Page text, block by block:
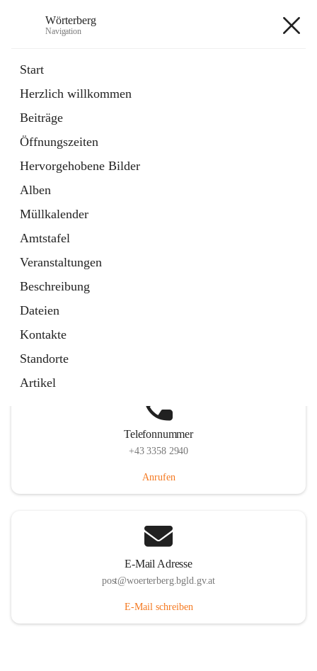
Wörterberg
Navigation
Start
Herzlich willkommen
Beiträge
Öffnungszeiten
Hervorgehobene Bilder
Alben
Müllkalender
Amtstafel
Veranstaltungen
Beschreibung
Dateien
Kontakte
Standorte
Artikel
5 Schnellzugriffe
Bürgerservice
9 Schnellzugriffe
Telefonnummer
+43 3358 2940
Anrufen
E-Mail Adresse
post@woerterberg.bgld.gv.at
E-Mail schreiben